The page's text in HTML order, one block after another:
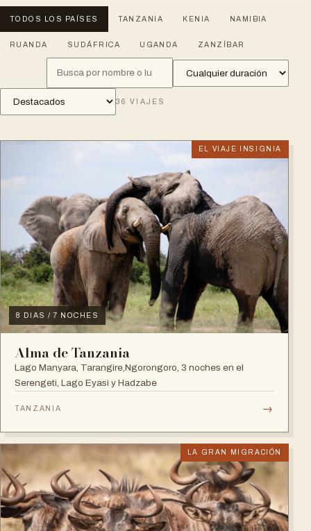
TODOS LOS PAÍSES TANZANIA KENIA NAMIBIA
RUANDA SUDÁFRICA UGANDA ZANZÍBAR
36 VIAJES
EL VIAJE INSIGNIA
8 DIAS / 7 NOCHES
Alma de Tanzania
Lago Manyara, Tarangire,Ngorongoro, 3 noches en el
Serengeti, Lago Eyasi y Hadzabe
TANZANIA →
LA GRAN MIGRACIÓN